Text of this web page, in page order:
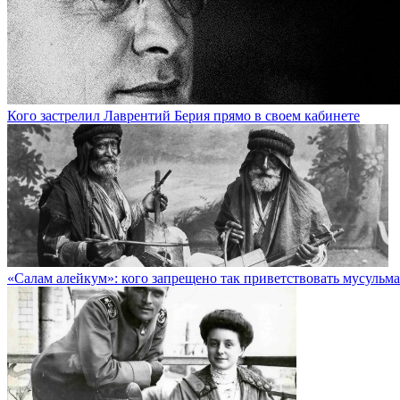
Кого застрелил Лаврентий Берия прямо в своем кабинете
«Салам алейкум»: кого запрещено так приветствовать